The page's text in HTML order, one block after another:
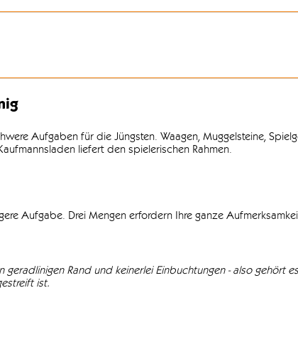
Aufgaben für die Jüngsten. Waagen, Muggelsteine,
liefert den spielerischen Rahmen.
Aufgabe. Drei Mengen erfordern Ihre ganze
geradlinigen Rand und keinerlei Einbuchtungen - also gehört
ist.